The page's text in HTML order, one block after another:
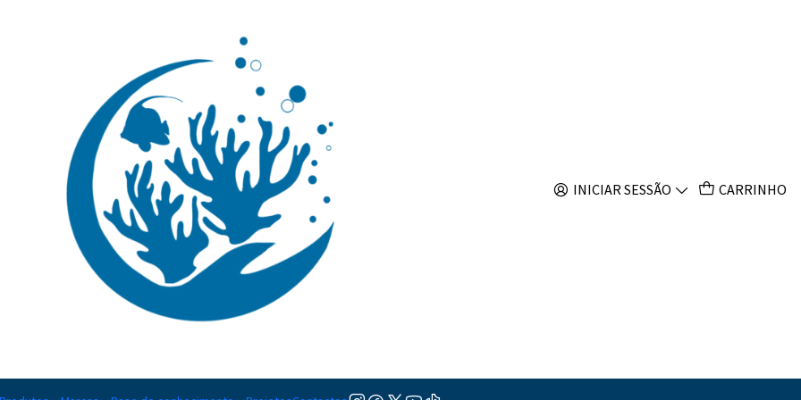
INICIAR SESSÃO CARRINHO
Clibanarius Tricolor
TAMANHO
Adicionar à lista de favoritos
Mostrar stock das localizações
Nível de Cuidados:Iniciante